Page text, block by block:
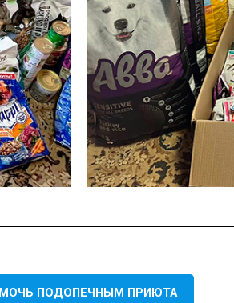
ПОДОПЕЧНЫМ ПРИЮТА